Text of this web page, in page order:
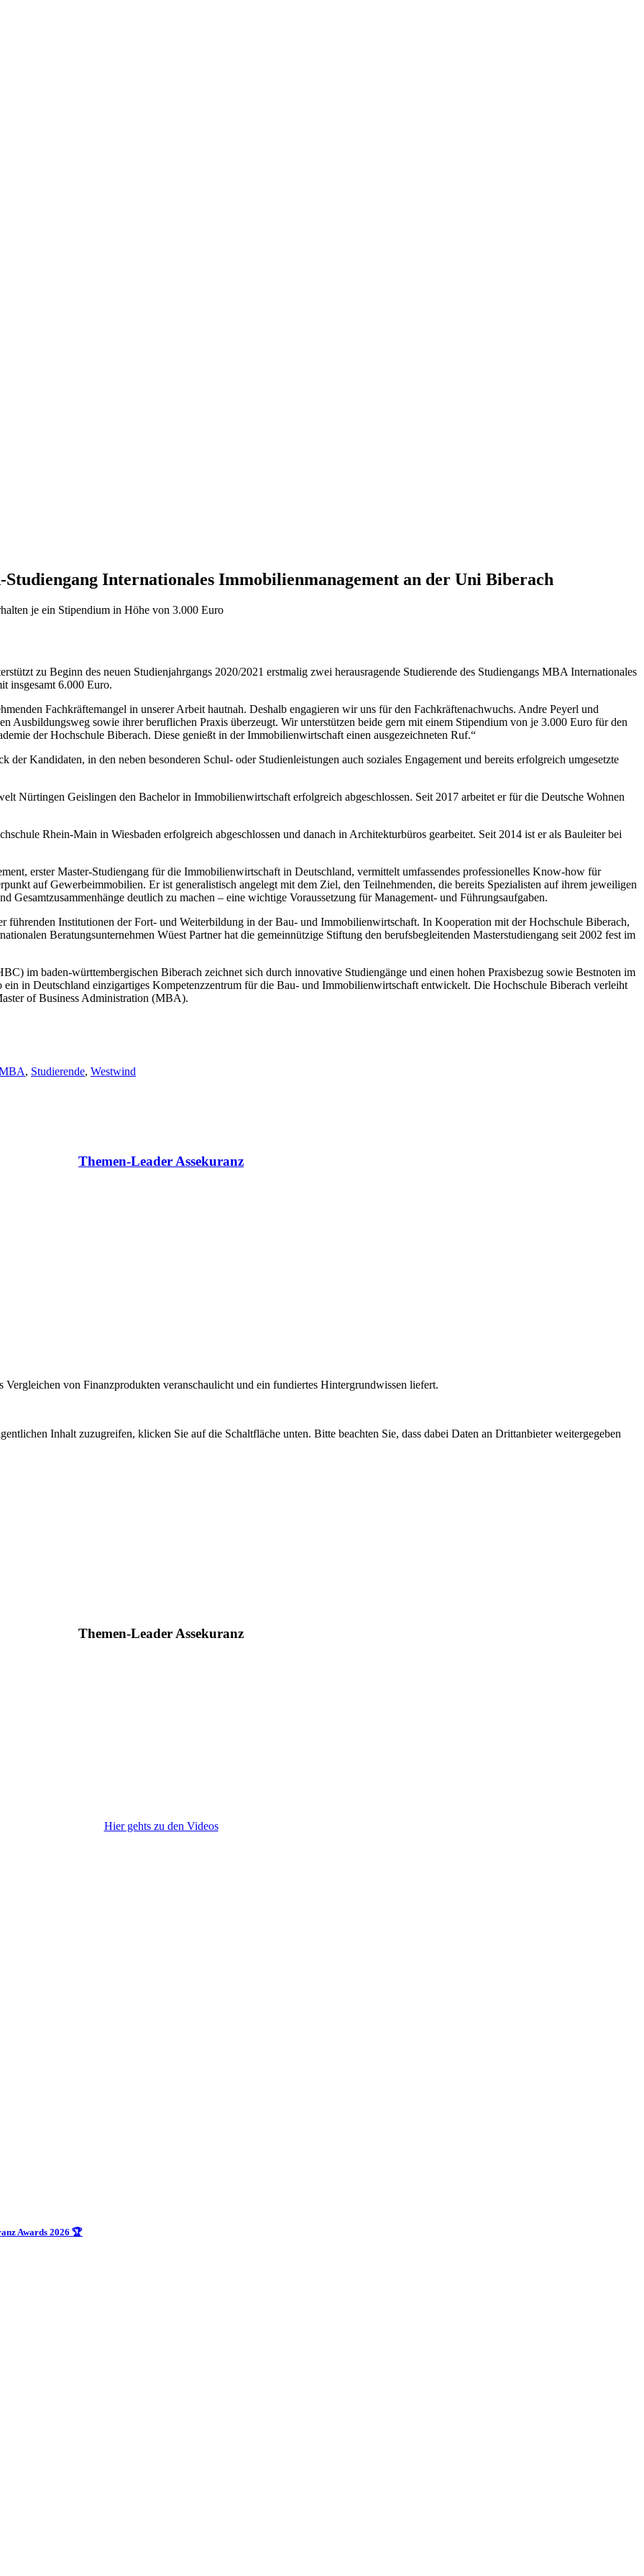
Internationales Immobilienmanagement an der Uni Biberach
je ein Stipendium in Höhe von 3.000 Euro
zu Beginn des neuen Studienjahrgangs 2020/2021 erstmalig zwei herausragende Studierende des Studiengangs MBA Internationales
insgesamt 6.000 Euro.
Fachkräftemangel in unserer Arbeit hautnah. Deshalb engagieren wir uns für den Fachkräftenachwuchs. Andre Peyerl und
Ausbildungsweg sowie ihrer beruflichen Praxis überzeugt. Wir unterstützen beide gern mit einem Stipendium von je 3.000 Euro für den
der Hochschule Biberach. Diese genießt in der Immobilienwirtschaft einen ausgezeichneten Ruf.“
Kandidaten, in den neben besonderen Schul- oder Studienleistungen auch soziales Engagement und bereits erfolgreich umgesetzte
Nürtingen Geislingen den Bachelor in Immobilienwirtschaft erfolgreich abgeschlossen. Seit 2017 arbeitet er für die Deutsche Wohnen
Rhein-Main in Wiesbaden erfolgreich abgeschlossen und danach in Architekturbüros gearbeitet. Seit 2014 ist er als Bauleiter bei
erster Master-Studiengang für die Immobilienwirtschaft in Deutschland, vermittelt umfassendes professionelles Know-how für
auf Gewerbeimmobilien. Er ist generalistisch angelegt mit dem Ziel, den Teilnehmenden, die bereits Spezialisten auf ihrem jeweiligen
Gesamtzusammenhänge deutlich zu machen – eine wichtige Voraussetzung für Management- und Führungsaufgaben.
führenden Institutionen der Fort- und Weiterbildung in der Bau- und Immobilienwirtschaft. In Kooperation mit der Hochschule Biberach,
Beratungsunternehmen Wüest Partner hat die gemeinnützige Stiftung den berufsbegleitenden Masterstudiengang seit 2002 fest im
im baden-württembergischen Biberach zeichnet sich durch innovative Studiengänge und einen hohen Praxisbezug sowie Bestnoten im
in Deutschland einzigartiges Kompetenzzentrum für die Bau- und Immobilienwirtschaft entwickelt. Die Hochschule Biberach verleiht
of Business Administration (MBA).
, Studierende, Westwind
Themen-Leader Assekuranz
von Finanzprodukten veranschaulicht und ein fundiertes Hintergrundwissen liefert.
Inhalt zuzugreifen, klicken Sie auf die Schaltfläche unten. Bitte beachten Sie, dass dabei Daten an Drittanbieter weitergegeben
Themen-Leader Assekuranz
Hier gehts zu den Videos
Awards 2026 🏆